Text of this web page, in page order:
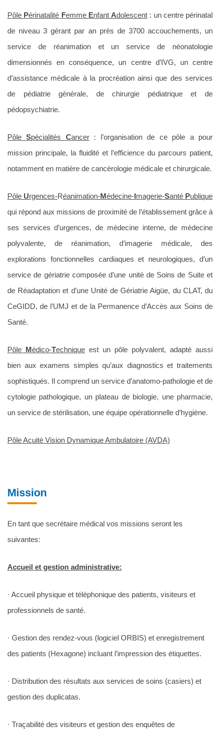
Pôle Périnatalité Femme Enfant Adolescent : un centre périnatal
de niveau 3 gérant par an près de 3700 accouchements, un
service de réanimation et un service de néonatologie
dimensionnés en conséquence, un centre d’IVG, un centre
d’assistance médicale à la procréation ainsi que des services
de pédiatrie générale, de chirurgie pédiatrique et de
pédopsychiatrie.
PôleSpécialités Cancer: l’organisation de ce pôle a pour
mission principale, la fluidité et l’efficience du parcours patient,
notamment en matière de cancérologie médicale et chirurgicale.
Pôle Urgences-Réanimation-Médecine-Imagerie-Santé Publique
qui répond aux missions de proximité de l’établissement grâce à
ses services d’urgences, de médecine interne, de médecine
polyvalente, de réanimation, d’imagerie médicale, des
explorations fonctionnelles cardiaques et neurologiques, d’un
service de gériatrie composée d’une unité de Soins de Suite et
de Réadaptation et d’une Unité de Gériatrie Aigüe, du CLAT, du
CeGIDD, de l’UMJ et de la Permanence d’Accès aux Soins de
Santé.
Pôle Médico-Technique est un pôle polyvalent, adapté aussi
bien aux examens simples qu’aux diagnostics et traitements
sophistiqués. Il comprend un service d’anatomo-pathologie et de
cytologie pathologique, un plateau de biologie, une pharmacie,
un service de stérilisation, une équipe opérationnelle d’hygiène.
Pôle Acuité Vision Dynamique Ambulatoire (AVDA)
Mission
En tant que secrétaire médical vos missions seront les
suivantes:
Accueil et gestion administrative:
· Accueil physique et téléphonique des patients, visiteurs et
professionnels de santé.
· Gestion des rendez-vous (logiciel ORBIS) et enregistrement
des patients (Hexagone) incluant l’impression des étiquettes.
· Distribution des résultats aux services de soins (casiers) et
gestion des duplicatas.
· Traçabilité des visiteurs et gestion des enquêtes de